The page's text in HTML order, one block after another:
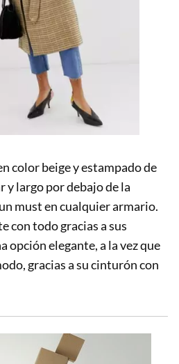
color beige y estampado de
y largo por debajo de la
must en cualquier armario.
con todo gracias a sus
opción elegante, a la vez que
gracias a su cinturón con